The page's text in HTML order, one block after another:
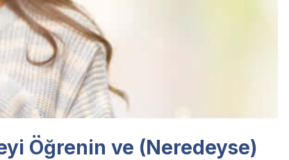
Öğrenin ve (Neredeyse)